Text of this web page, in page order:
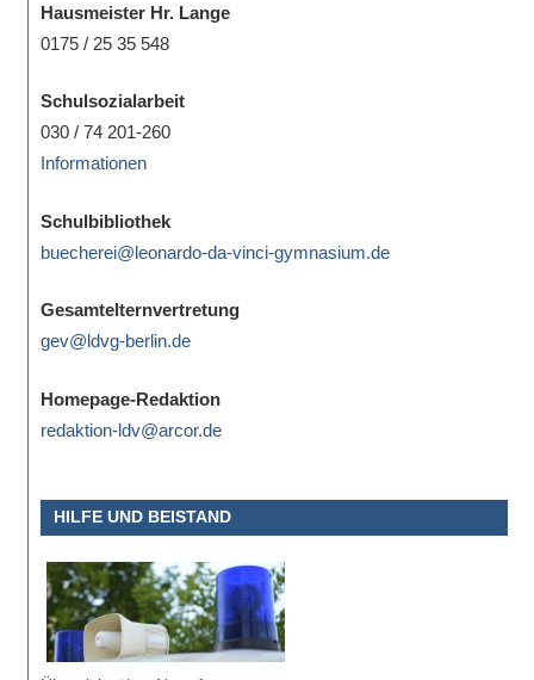
unsere
Schülerinnen
Schüler
sind
dabei!
Sie
einmal
finden,
stehen
jeder
verschiedene
Möglichkeiten
der
Suche
Hausmeister Hr. Lange
0175 / 25 35 548
Schulsozialarbeit
030 / 74 201-260
Informationen
Schulbibliothek
buecherei@leonardo-da-vinci-gymnasium.de
Gesamtelternvertretung
gev@ldvg-berlin.de
Homepage-Redaktion
redaktion-ldv@arcor.de
HILFE UND BEISTAND